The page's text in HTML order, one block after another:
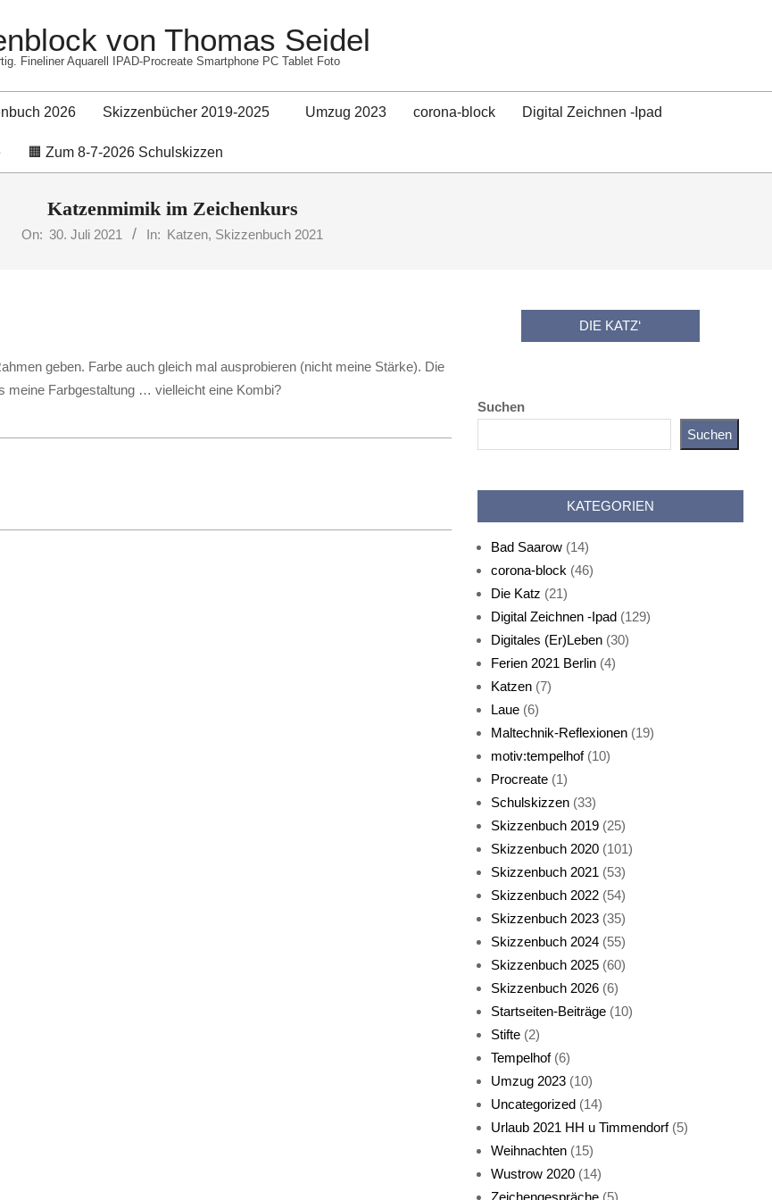
von Thomas Seidel
Fineliner Aquarell IPAD-Procreate Smartphone PC Tablet Foto
2026 Skizzenbücher 2019-2025 Umzug 2023 corona-block Digital Zeichnen -Ipad
🟧 Zum 8-7-2026 Schulskizzen
Katzenmimik im Zeichenkurs
On: 30. Juli 2021 In: Katzen, Skizzenbuch 2021
geben. Farbe auch gleich mal ausprobieren (nicht meine Stärke). Die
meine Farbgestaltung … vielleicht eine Kombi?
DIE KATZ‘
Live-Cat
Katze sturmerprobt
KatzenFenster
Suchen
Suchen
KATEGORIEN
Bad Saarow(14)
corona-block (46)
Die Katz (21)
Digital Zeichnen -Ipad(129)
Digitales (Er)Leben(30)
Ferien 2021 Berlin(4)
Katzen(7)
Laue(6)
Maltechnik-Reflexionen(19)
motiv:tempelhof(10)
Procreate(1)
Schulskizzen(33)
Skizzenbuch 2019(25)
Skizzenbuch 2020(101)
Skizzenbuch 2021 (53)
Skizzenbuch 2022(54)
Skizzenbuch 2023(35)
Skizzenbuch 2024(55)
Skizzenbuch 2025(60)
Skizzenbuch 2026(6)
Startseiten-Beiträge(10)
Stifte(2)
Tempelhof(6)
Umzug 2023(10)
Uncategorized(14)
Urlaub 2021 HH u Timmendorf(5)
Weihnachten(15)
Wustrow 2020(14)
Zeichengespräche(5)